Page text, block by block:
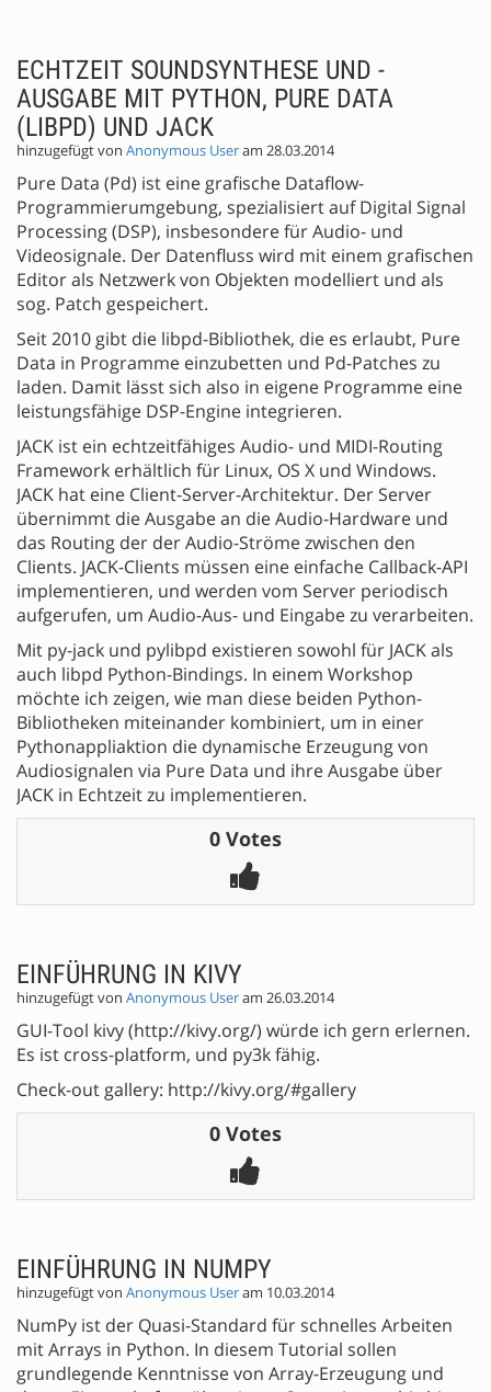
ECHTZEIT SOUNDSYNTHESE UND -
AUSGABE MIT PYTHON, PURE DATA
(LIBPD) UND JACK
hinzugefügt von Anonymous Useram 28.03.2014
Pure Data (Pd) ist eine grafische Dataflow-
Programmierumgebung, spezialisiert auf Digital Signal
Processing (DSP), insbesondere für Audio- und
Videosignale. Der Datenfluss wird mit einem grafischen
Editor als Netzwerk von Objekten modelliert und als
sog. Patch gespeichert.
Seit 2010 gibt die libpd-Bibliothek, die es erlaubt, Pure
Data in Programme einzubetten und Pd-Patches zu
laden. Damit lässt sich also in eigene Programme eine
leistungsfähige DSP-Engine integrieren.
JACK ist ein echtzeitfähiges Audio- und MIDI-Routing
Framework erhältlich für Linux, OS X und Windows.
JACK hat eine Client-Server-Architektur. Der Server
übernimmt die Ausgabe an die Audio-Hardware und
das Routing der der Audio-Ströme zwischen den
Clients. JACK-Clients müssen eine einfache Callback-API
implementieren, und werden vom Server periodisch
aufgerufen, um Audio-Aus- und Eingabe zu verarbeiten.
Mit py-jack und pylibpd existieren sowohl für JACK als
auch libpd Python-Bindings. In einem Workshop
möchte ich zeigen, wie man diese beiden Python-
Bibliotheken miteinander kombiniert, um in einer
Pythonappliaktion die dynamische Erzeugung von
Audiosignalen via Pure Data und ihre Ausgabe über
JACK in Echtzeit zu implementieren.
0 Votes
EINFÜHRUNG IN KIVY
hinzugefügt von Anonymous Useram 26.03.2014
GUI-Tool kivy (http://kivy.org/) würde ich gern erlernen.
Es ist cross-platform, und py3k fähig.
Check-out gallery: http://kivy.org/#gallery
0 Votes
EINFÜHRUNG IN NUMPY
hinzugefügt von Anonymous Useram 10.03.2014
NumPy ist der Quasi-Standard für schnelles Arbeiten
mit Arrays in Python. In diesem Tutorial sollen
grundlegende Kenntnisse von Array-Erzeugung und